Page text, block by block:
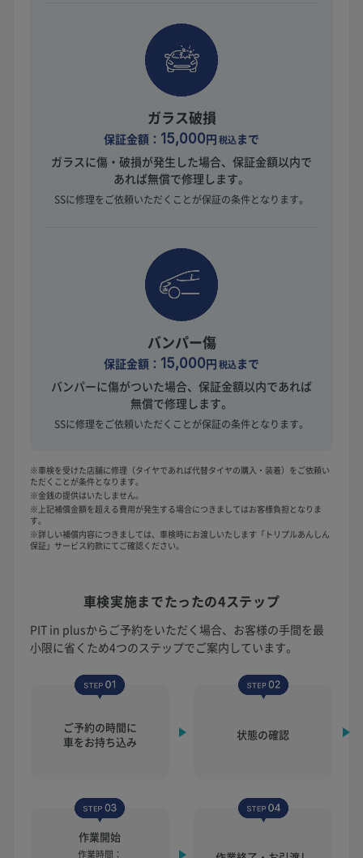
ガラス破損
保証金額： 15,000円税込まで
ガラスに傷・破損が発生した場合、保証金額以内で
あれば無償で修理します。
SSに修理をご依頼いただくことが保証の条件となります。
バンパー傷
保証金額： 15,000円税込まで
バンパーに傷がついた場合、保証金額以内であれば
無償で修理します。
SSに修理をご依頼いただくことが保証の条件となります。
※車検を受けた店舗に修理（タイヤであれば代替タイヤの購入・装着）をご依頼い
ただくことが条件となります。
※金銭の提供はいたしません。
※上記補償金額を超える費用が発生する場合につきましてはお客様負担となりま
す。
※詳しい補償内容につきましては、車検時にお渡しいたします「トリプルあんしん
保証」サービス約款にてご確認ください。
車検実施までたったの4ステップ
PIT in plusからご予約をいただく場合、お客様の手間を最
小限に省くため4つのステップでご案内しています。
ご予約の時間に
車をお持ち込み
状態の確認
作業開始
作業時間：